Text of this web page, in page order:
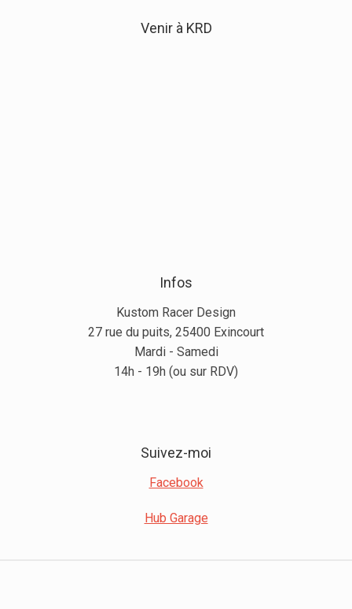
Venir à KRD
Infos
Kustom Racer Design
27 rue du puits, 25400 Exincourt
Mardi - Samedi
14h - 19h (ou sur RDV)
Suivez-moi
Facebook
Hub Garage